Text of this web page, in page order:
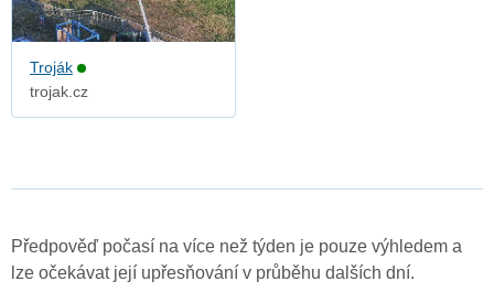
Troják
trojak.cz
Předpověď počasí na více než týden je pouze výhledem a
lze očekávat její upřesňování v průběhu dalších dní.